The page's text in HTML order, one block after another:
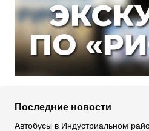
Последние новости
Автобусы в Индустриальном